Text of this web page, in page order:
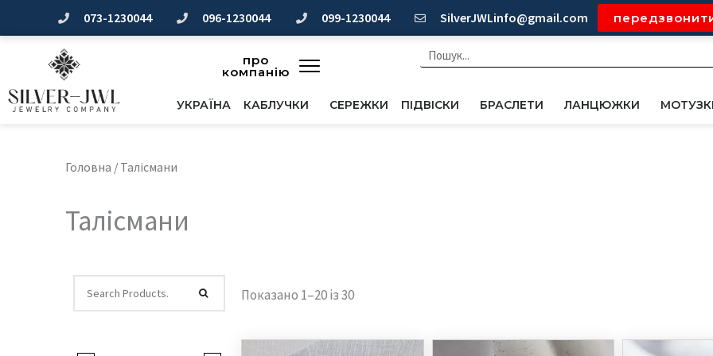
до
073-1230044 096-1230044 099-1230044 SilverJWLinfo@gmail.com
про
компанію
Пошук
УКРАЇНА КАБЛУЧКИ СЕРЕЖКИ ПІДВІСКИ БРАСЛЕТИ ЛАНЦЮЖКИ
Головна / Талісмани
Талісмани
Показано 1–20 із 30